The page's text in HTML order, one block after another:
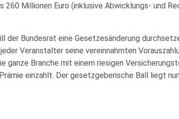
260 Millionen Euro (inklusive Abwicklungs- und
der Bundesrat eine Gesetzesänderung
Veranstalter seine vereinnahmten
ganze Branche mit einem riesigen
einzahlt. Der gesetzgeberische Ball liegt